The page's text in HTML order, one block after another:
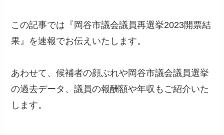
この記事では『岡谷市議会議員再選挙2023開票結
果』を速報でお伝えいたします。
あわせて、候補者の顔ぶれや岡谷市議会議員選挙
の過去データ、議員の報酬額や年収もご紹介いた
します。